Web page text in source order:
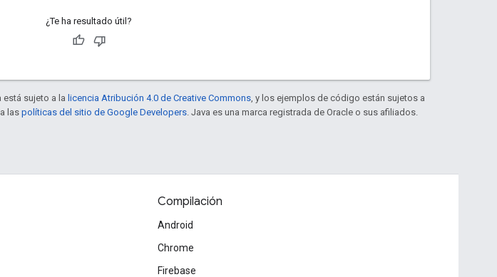
¿Te ha resultado útil?
está sujeto a la licencia Atribución 4.0 de Creative Commons , y los ejemplos de código están sujetos a
laspolíticas del sitio de Google Developers . Java es una marca registrada de Oracle o sus afiliados.
Compilación
Android
Chrome
Firebase